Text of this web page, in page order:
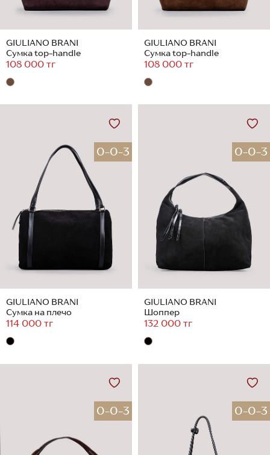
GIULIANO BRANI
Сумка top-handle
108 000 тг
GIULIANO BRANI
Сумка top-handle
108 000 тг
0-0-3
GIULIANO BRANI
Сумка на плечо
114 000 тг
0-0-3
GIULIANO BRANI
Шоппер
132 000 тг
0-0-3 0-0-3